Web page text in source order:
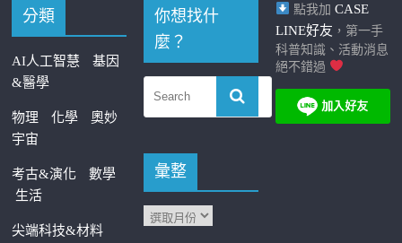
分類
AI人工智慧
基因
&醫學
物理 化學
奧妙
宇宙
考古&演化
數學
生活
尖端科技&材料
你想找什
麼？
彙整
點我加 CASE
LINE好友 ，第一手
科普知識、活動消息
絕不錯過